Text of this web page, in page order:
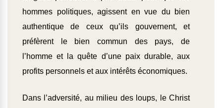
hommes politiques, agissent en vue du bien
authentique de ceux qu’ils gouvernent, et
préfèrent le bien commun des pays, de
l’homme et la quête d’une paix durable, aux
profits personnels et aux intérêts économiques.
Dans l’adversité, au milieu des loups, le Christ